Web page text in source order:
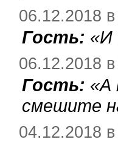
06.12.2018
Гость: «И
06.12.2018
Гость: «А
смешите
04.12.2018